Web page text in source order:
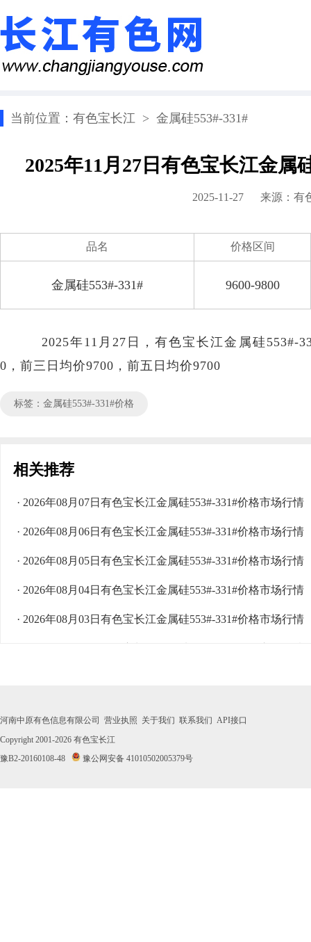
当前位置： 有色宝长江 > 金属硅553#-331#
2025年11月27日有色宝长江金属
2025-11-27 来源： 有
品名 价格区间
金属硅553#-331# 9600-9800
2025年11月27日，有色宝长江金属硅553#-
0，前三日均价9700，前五日均价9700
标签：金属硅553#-331#价格
相关推荐
· 2026年08月07日有色宝长江金属硅553#-331#价格市场行情
· 2026年08月06日有色宝长江金属硅553#-331#价格市场行情
· 2026年08月05日有色宝长江金属硅553#-331#价格市场行情
· 2026年08月04日有色宝长江金属硅553#-331#价格市场行情
· 2026年08月03日有色宝长江金属硅553#-331#价格市场行情
· 2026年07月28日有色宝长江金属硅553#-331#价格市场行情
· 2026年07月27日有色宝长江金属硅553#-331#价格市场行情
河南中原有色信息有限公司 营业执照 关于我们 联系我们 API接口
Copyright 2001-2026 有色宝长江
豫B2-20160108-48
豫公网安备 41010502005379号